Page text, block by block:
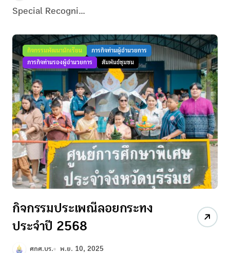
SEN Canva Creativity in
recipients! FromSEAMEO
Regional Centre for
Special Educational
Needs(SEAMEO SEN)
Special Recogni...
กิจกรรมพัฒนานักเรียน
ภารกิจท่านผู้อำนวยการ
ภารกิจท่านรองผู้อำนวยการ
สัมพันธ์ชุมชน
กิจกรรมประเพณีลอยกระทง
ประจำปี 2568
ศกศ.บร. พ.ย. 10, 2025